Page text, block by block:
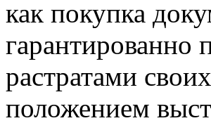
как покупка
гарантированно
растратами
положением